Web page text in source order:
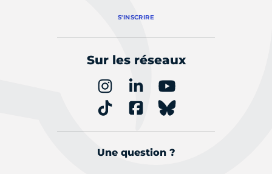
S'INSCRIRE
Sur les réseaux
Une question ?